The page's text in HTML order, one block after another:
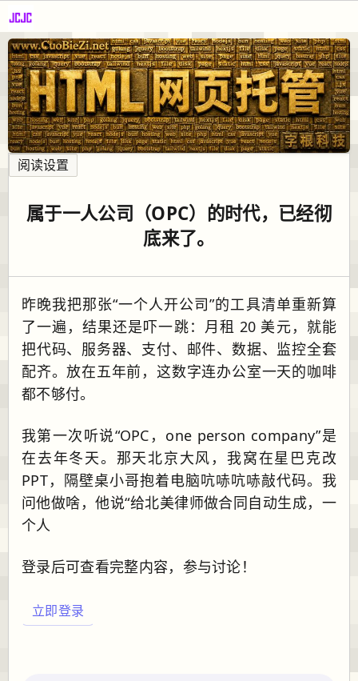
阅读设置
属于一人公司（OPC）的时代，已经彻
底来了。
昨晚我把那张“一个人开公司”的工具清单重新算
了一遍，结果还是吓一跳：月租 20 美元，就能
把代码、服务器、支付、邮件、数据、监控全套
配齐。放在五年前，这数字连办公室一天的咖啡
都不够付。
我第一次听说“OPC，one person company”是
在去年冬天。那天北京大风，我窝在星巴克改
PPT，隔壁桌小哥抱着电脑吭哧吭哧敲代码。我
问他做啥，他说“给北美律师做合同自动生成，一
个人
登录后可查看完整内容，参与讨论！
立即登录